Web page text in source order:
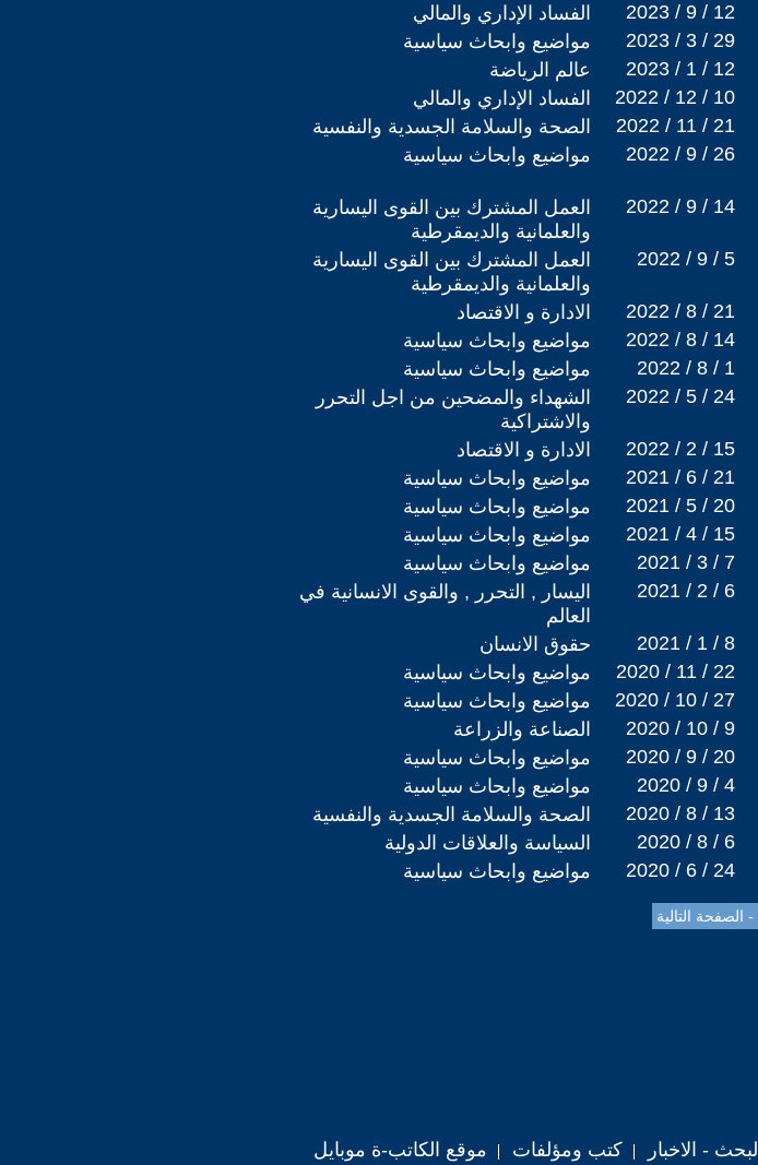
الفساد الإداري والمالي
2023 / 9 / 12
مواضيع وابحاث سياسية
2023 / 3 / 29
عالم الرياضة
2023 / 1 / 12
الفساد الإداري والمالي
2022 / 12 / 10
الصحة والسلامة الجسدية والنفسية
2022 / 11 / 21
مواضيع وابحاث سياسية
2022 / 9 / 26
العمل المشترك بين القوى اليسارية
والعلمانية والديمقرطية
2022 / 9 / 14
العمل المشترك بين القوى اليسارية
والعلمانية والديمقرطية
2022 / 9 / 5
الادارة و الاقتصاد 2022 / 8 / 21
مواضيع وابحاث سياسية
2022 / 8 / 14
مواضيع وابحاث سياسية
2022 / 8 / 1
الشهداء والمضحين من اجل التحرر
والاشتراكية
2022 / 5 / 24
الادارة و الاقتصاد 2022 / 2 / 15
مواضيع وابحاث سياسية
2021 / 6 / 21
مواضيع وابحاث سياسية
2021 / 5 / 20
مواضيع وابحاث سياسية
2021 / 4 / 15
مواضيع وابحاث سياسية
2021 / 3 / 7
اليسار , التحرر , والقوى الانسانية في
العالم
2021 / 2 / 6
حقوق الانسان 2021 / 1 / 8
مواضيع وابحاث سياسية
2020 / 11 / 22
مواضيع وابحاث سياسية
2020 / 10 / 27
الصناعة والزراعة
2020 / 10 / 9
مواضيع وابحاث سياسية
2020 / 9 / 20
مواضيع وابحاث سياسية
2020 / 9 / 4
الصحة والسلامة الجسدية والنفسية
2020 / 8 / 13
السياسة والعلاقات الدولية
2020 / 8 / 6
مواضيع وابحاث سياسية
2020 / 6 / 24
البحث - الاخبار كتب ومؤلفات
موقع الكاتب-ة موبايل